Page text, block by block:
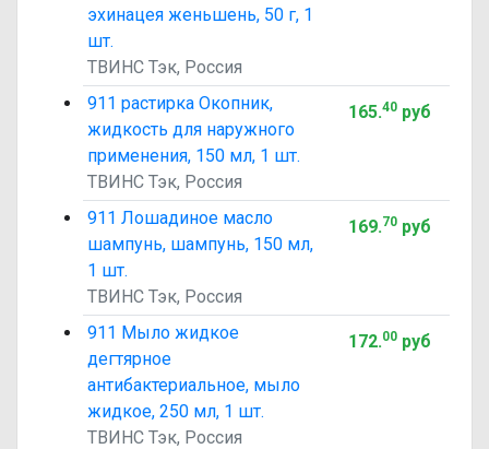
эхинацея женьшень, 50 г, 1
шт.
ТВИНС Тэк, Россия
911 растирка Окопник,
жидкость для наружного
применения, 150 мл, 1 шт.
ТВИНС Тэк, Россия
165.40руб
911 Лошадиное масло
шампунь, шампунь, 150 мл,
1 шт.
ТВИНС Тэк, Россия
169.70руб
911 Мыло жидкое
дегтярное
антибактериальное, мыло
жидкое, 250 мл, 1 шт.
ТВИНС Тэк, Россия
172.00руб